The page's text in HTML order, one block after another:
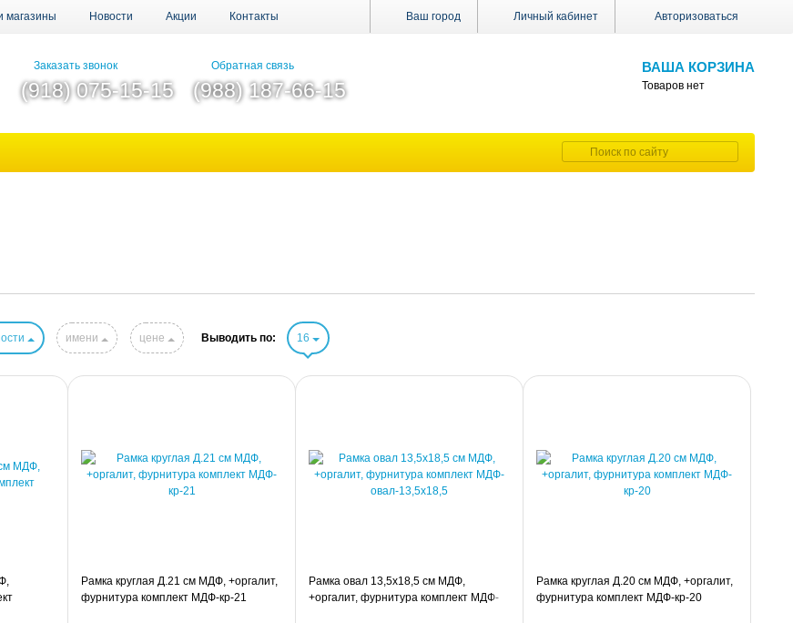
Ваш город Личный кабинет Авторизоваться
магазины Новости Акции Контакты
ВАША КОРЗИНА
Товаров нет
Заказать звонок
(918) 075-15-15
Обратная связь
(988) 187-66-15
имени цене Выводить по: 16
Рамка круглая Д.21 см МДФ, +оргалит,
фурнитура комплект МДФ-кр-21
Рамка овал 13,5х18,5 см МДФ,
+оргалит, фурнитура комплект МДФ-
Рамка круглая Д.20 см МДФ, +оргалит,
фурнитура комплект МДФ-кр-20